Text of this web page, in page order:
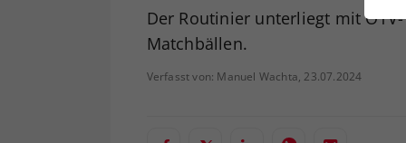
Der Routinier unterliegt mit
Matchbällen.
Verfasst von: Manuel Wachta, 23.07.2024